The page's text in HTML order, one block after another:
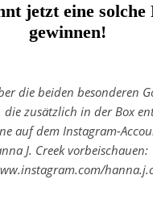
jetzt eine solche
gewinnen!
die beiden besonderen
die zusätzlich in der Box
auf dem Instagram-
J. Creek vorbeischauen: